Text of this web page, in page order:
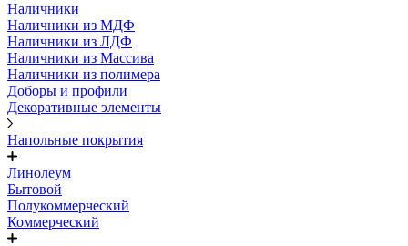
Наличники
Наличники из МДФ
Наличники из ЛДФ
Наличники из Массива
Наличники из полимера
Доборы и профили
Декоративные элементы
Напольные покрытия
Линолеум
Бытовой
Полукоммерческий
Коммерческий